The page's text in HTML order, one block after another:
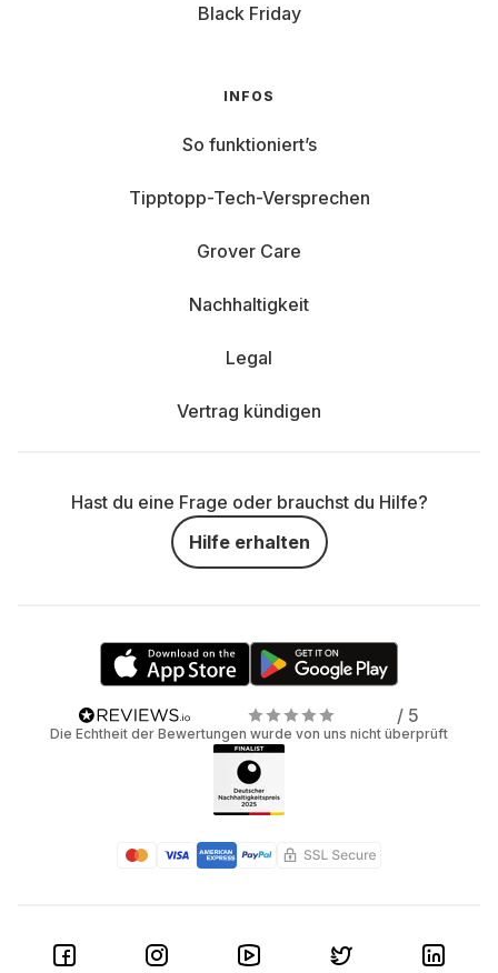
Black Friday
INFOS
So funktioniert’s
Tipptopp-Tech-Versprechen
Grover Care
Nachhaltigkeit
Legal
Vertrag kündigen
Hast du eine Frage oder brauchst du Hilfe?
Hilfe erhalten
/ 5
Die Echtheit der Bewertungen wurde von uns nicht überprüft